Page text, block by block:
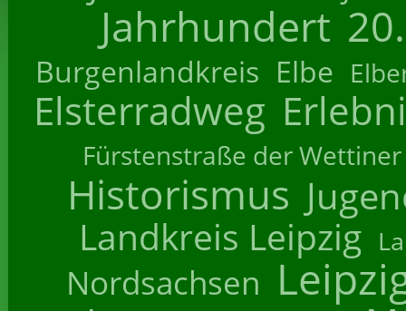
Jahrhundert
Burgenlandkreis Elbe
Elsterradweg
Fürstenstraße der Wettiner
Historismus
Landkreis Leipzig
Nordsachsen